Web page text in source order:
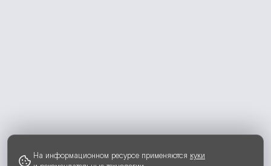
На информационном ресурсе применяются куки